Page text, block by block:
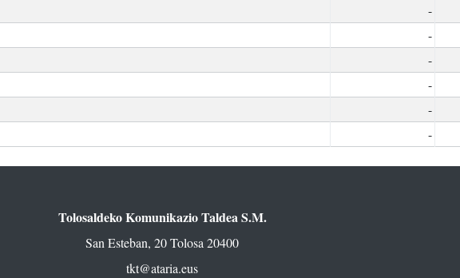
-
-
-
-
-
-
Tolosaldeko Komunikazio Taldea S.M.
San Esteban, 20 Tolosa 20400
tkt@ataria.eus